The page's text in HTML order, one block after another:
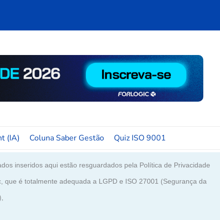
(IA) Coluna Saber Gestão Quiz ISO 9001
inseridos aqui estão resguardados pela Política de Privacidade
que é totalmente adequada a LGPD e ISO 27001 (Segurança da